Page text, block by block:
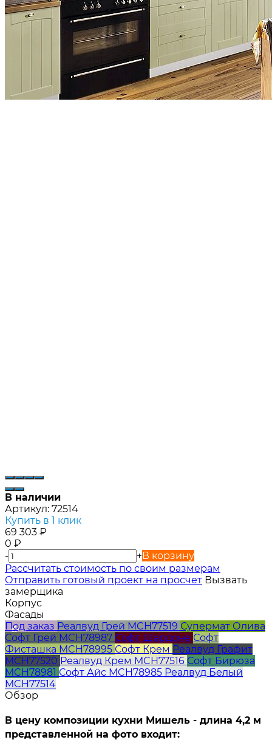
В наличии
Артикул: 72514
Купить в 1 клик
69 303 ₽
0 ₽
-
+В корзину
Расcчитать стоимость по своим размерам
Отправить готовый проект на просчет Вызвать
замерщика
Корпус
Фасады
Под заказ Реалвуд Грей MCH77519 Супермат Олива
Софт Грей MCH78987 Софт Шардоне Софт
Фисташка MCH78995 Софт Крем Реалвуд Графит
MCH77520 Реалвуд Крем MCH77516 Софт Бирюза
MCH78981 Софт Айс MCH78985 Реалвуд Белый
MCH77514
Обзор
В цену композиции кухни Мишель - длина 4,2 м
представленной на фото входит: